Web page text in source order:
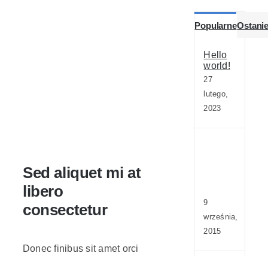
Sed aliquet mi at
libero
consectetur
Donec finibus sit amet orci
PopularneOstanie
Hello
world!
27
lutego,
2023
9
września,
2015